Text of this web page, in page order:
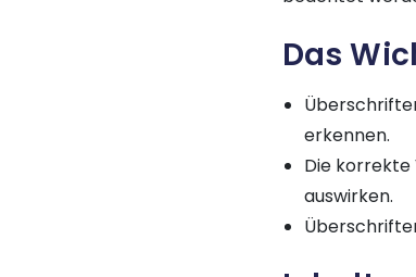
Das
erkennen.
Die korrekte
auswirken.